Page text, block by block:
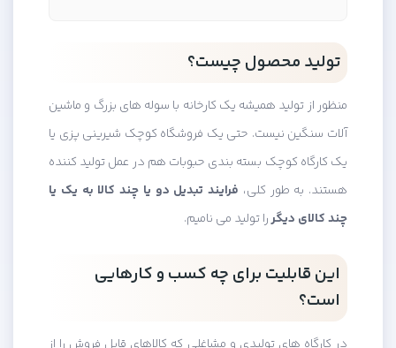
تولید محصول چیست؟
منظور از تولید همیشه یک کارخانه با سوله های بزرگ و ماشین
آلات سنگین نیست. حتی یک فروشگاه کوچک شیرینی پزی یا
یک کارگاه کوچک بسته بندی حبوبات هم در عمل تولید کننده
هستند. به طور کلی، فرایند تبدیل دو یا چند کالا به یک یا
چند کالای دیگررا تولید می نامیم.
این قابلیت برای چه کسب و کارهایی
است؟